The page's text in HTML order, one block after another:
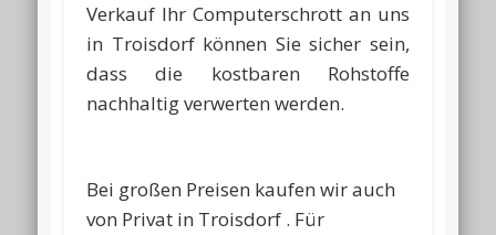
Verkauf Ihr Computerschrott an uns
in Troisdorf können Sie sicher sein,
dass die kostbaren Rohstoffe
nachhaltig verwerten werden.
Bei großen Preisen kaufen wir auch
von Privat in Troisdorf . Für